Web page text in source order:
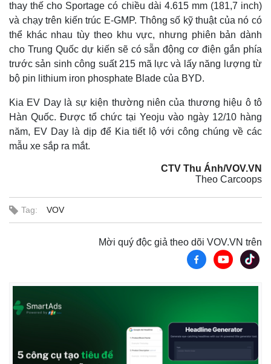
Cuộc sống đó đây
Hồ sơ
Multimedia
Ảnh
Infographic
thay thế cho Sportage có chiều dài 4.615 mm (181,7 inch)
và chạy trên kiến trúc E-GMP. Thông số kỹ thuật của nó có
thể khác nhau tùy theo khu vực, nhưng phiên bản dành
cho Trung Quốc dự kiến sẽ có sẵn động cơ điện gắn phía
trước sản sinh công suất 215 mã lực và lấy năng lượng từ
bộ pin lithium iron phosphate Blade của BYD.
Kia EV Day là sự kiện thường niên của thương hiệu ô tô
Hàn Quốc. Được tổ chức tại Yeoju vào ngày 12/10 hàng
năm, EV Day là dịp để Kia tiết lộ với công chúng về các
mẫu xe sắp ra mắt.
CTV Thu Ánh/VOV.VN
Theo Carcoops
Tag: VOV
Mời quý độc giả theo dõi VOV.VN trên